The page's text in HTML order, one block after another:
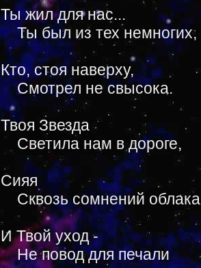
Ты жил для нас...
Ты был из тех немногих,
Кто, стоя наверху,
Смотрел не свысока.
Твоя Звезда
Светила нам в дороге,
Сияя
Сквозь сомнений
И Твой уход -
Не повод для печали